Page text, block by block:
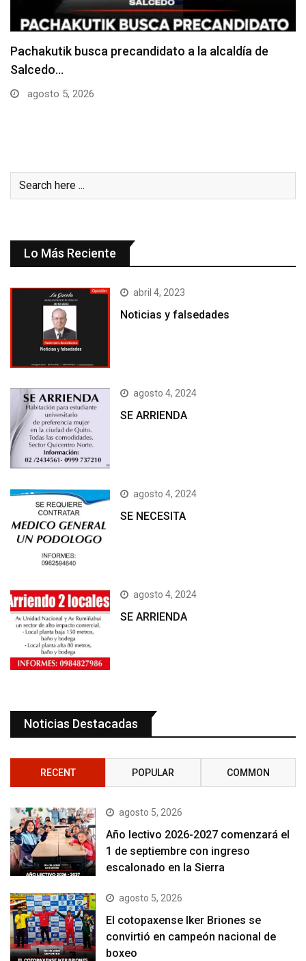
Choque entre dos camiones deja daños materiales
junio 24, 2026
Lo Más Reciente
abril 4, 2023
Noticias y falsedades
agosto 4, 2024
SE ARRIENDA
agosto 4, 2024
SE NECESITA
agosto 4, 2024
SE ARRIENDA
Noticias Destacadas
RECENT POPULAR COMMON
agosto 5, 2026
Año lectivo 2026-2027 comenzará el
1 de septiembre con ingreso
escalonado en la Sierra
agosto 5, 2026
El cotopaxense Iker Briones se
convirtió en campeón nacional de
boxeo